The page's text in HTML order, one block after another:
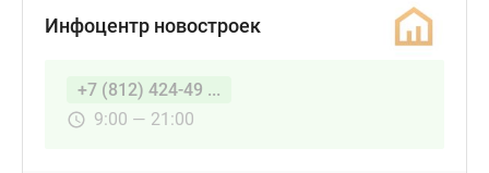
Инфоцентр новостроек
+7 (812) 424-49 ...
9:00 — 21:00